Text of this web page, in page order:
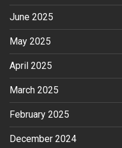
June 2025
May 2025
April 2025
March 2025
February 2025
December 2024